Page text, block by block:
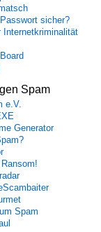
sicher?
Internetkriminalität
Spam
e.V.
Generator
Spam